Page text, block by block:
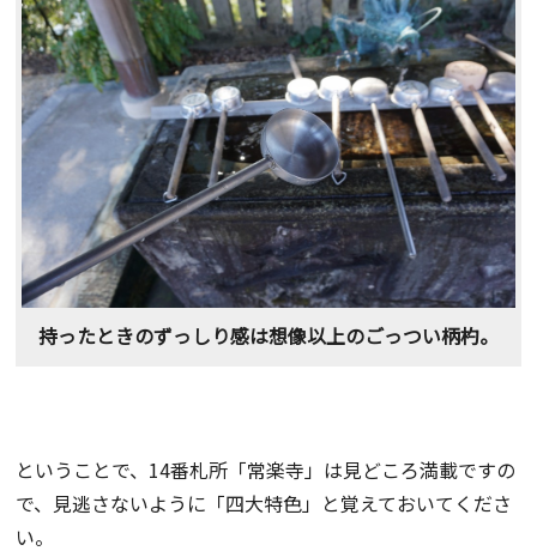
持ったときのずっしり感は想像以上のごっつい柄杓。
ということで、14番札所「常楽寺」は見どころ満載ですの
で、見逃さないように「四大特色」と覚えておいてくださ
い。